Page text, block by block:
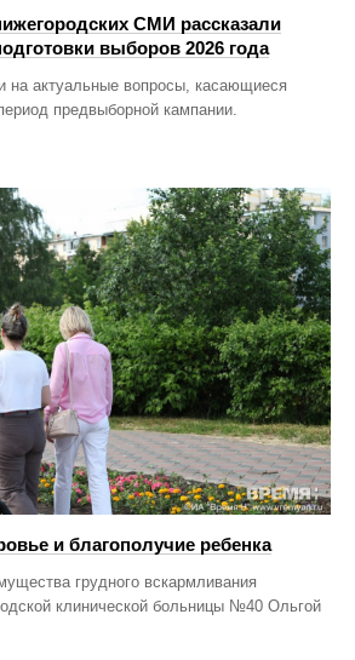
СМИ рассказали
выборов 2026 года
на актуальные вопросы, касающиеся
предвыборной кампании.
и благополучие ребенка
грудного вскармливания
клинической больницы №40 Ольгой